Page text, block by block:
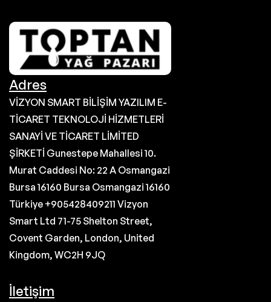
Adres
VİZYON SMART BİLİŞİM YAZILIM E-
TİCARET TEKNOLOJİ HİZMETLERİ
SANAYİ VE TİCARET LİMİTED
ŞİRKETİ Gunestepe Mahallesi 10.
Murat Caddesi No: 22 A Osmangazi
Bursa 16160 Bursa Osmangazi 16160
Türkiye +905428409211 Vizyon
Smart Ltd 71-75 Shelton Street,
Covent Garden, London, United
Kingdom, WC2H 9JQ
İletişim